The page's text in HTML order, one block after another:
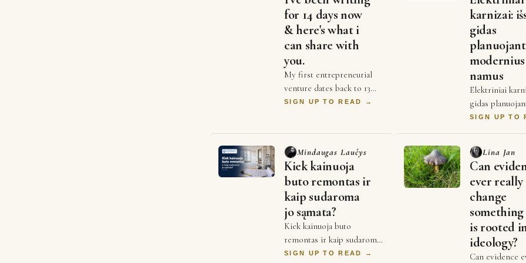
for 14 days now
& here's what i
can share with
you.
My first entrepreneurial
venture dates back to 13
years ago. It was hugely
SIGN UP TO READ →
karnizai:
gidas
modernius
namus
Elektriniai
gidas
modernius
karnizai
kaip prabangos…
SIGN UP TO
Mindaugas Laučys
Kiek kainuoja
buto remontas ir
kaip sudaroma
jo sąmata?
Kiek kainuoja buto
remontas ir kaip sudaroma
jo sąmata? Buto remonto
SIGN UP TO READ →
Lina Jan
Can
ever really
change
is rooted
ideology?
Can evidence